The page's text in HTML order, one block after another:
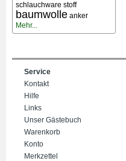
schlauchware stoff
baumwolle anker
Mehr...
Service
Kontakt
Hilfe
Links
Unser Gästebuch
Warenkorb
Konto
Merkzettel